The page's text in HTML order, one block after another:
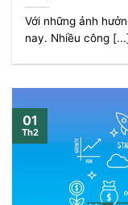
Với những ảnh
nay. Nhiều công
01
Th2